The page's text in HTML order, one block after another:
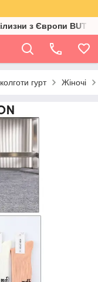
з Європи BUTIK
гурт Жіночі